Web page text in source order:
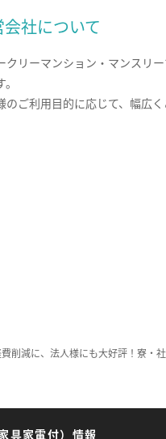
会社について
クリーマンション・マンスリ
のご利用目的に応じて、幅広く
削減に、法人様にも大好評！寮・
具家電付）情報